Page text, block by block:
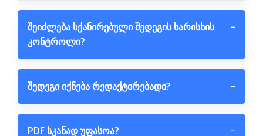
შეიძლება სქანირებული შედეგის ხარისხის
კონტროლი?
−
შედეგი იქნება რედაქტირებადი? −
PDF სკანად უფასოა? −